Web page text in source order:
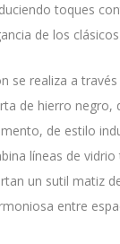
toques
de los
se realiza a
de hierro negro,
de estilo
líneas de
un sutil matiz
entre